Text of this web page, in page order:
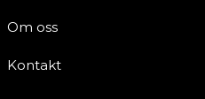
Om oss
Kontakt